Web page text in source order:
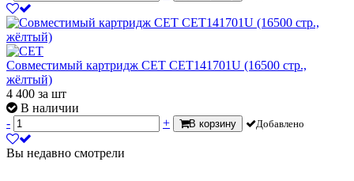
Совместимый картридж CET CET141701U (16500 стр.,
жёлтый)
4 400 за шт
В наличии
-
+ В корзину Добавлено
Вы недавно смотрели